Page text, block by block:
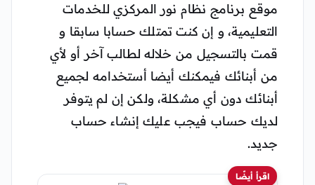
موقع برنامج نظام نور المركزي للخدمات
التعليمية، و إن كنت تمتلك حسابا سابقا و
قمت بالتسجيل من خلاله لطالب آخر أو لأي
من أبنائك فيمكنك أيضا أستخدامه لجميع
أبنائك دون أي مشكلة، ولكن إن لم يتوفر
لديك حساب فيجب عليك إنشاء حساب
جديد.
اقرأ أيضًا